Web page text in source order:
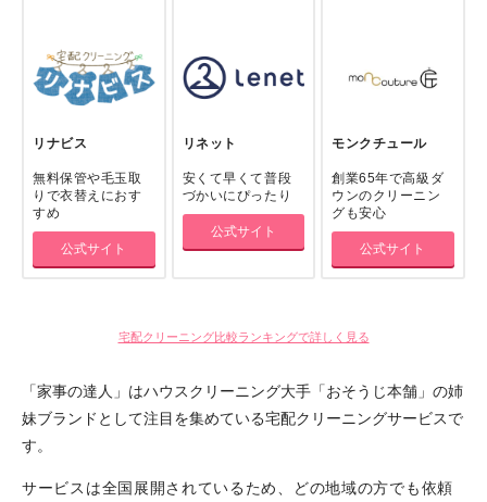
リナビス
無料保管や毛玉取
りで衣替えにおす
すめ
公式サイト
リネット
安くて早くて普段
づかいにぴったり
公式サイト
モンクチュール
創業65年で高級ダ
ウンのクリーニン
グも安心
公式サイト
宅配クリーニング比較ランキングで詳しく見る
「家事の達人」はハウスクリーニング大手「おそうじ本舗」の姉
妹ブランドとして注目を集めている宅配クリーニングサービスで
す。
サービスは全国展開されているため、どの地域の方でも依頼